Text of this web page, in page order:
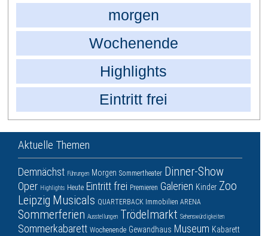
morgen
Wochenende
Highlights
Eintritt frei
Aktuelle Themen
Demnächst Führungen Morgen Sommertheater Dinner-Show
Oper Highlights Heute Eintritt frei Premieren Galerien Kinder Zoo
Leipzig Musicals QUARTERBACK Immobilien ARENA
Sommerferien Ausstellungen Trödelmarkt Sehenswürdigkeiten
Sommerkabarett Wochenende Gewandhaus Museum Kabarett